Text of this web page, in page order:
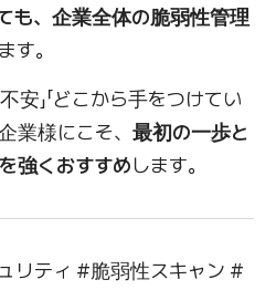
も、企業全体の脆弱性管理
す。
安」「どこから手をつけてい
業様にこそ、 最初の一歩と
強くおすすめします。
リティ #脆弱性スキャン #